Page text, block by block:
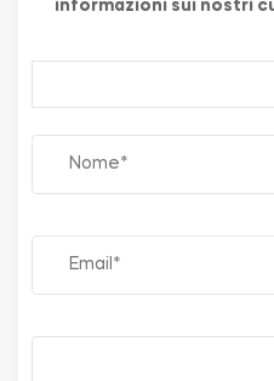
informazioni sui nostri